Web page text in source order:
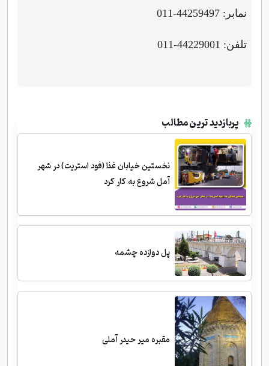
نمابر: 44259497-011
تلفن: 44229001-011
پربازدید ترین مطالب
نخستین خیابان غذا (فود استریت) در شهر
آمل شروع به کار کرد
پل دوازده چشمه
مقبره میر حیدر آملی